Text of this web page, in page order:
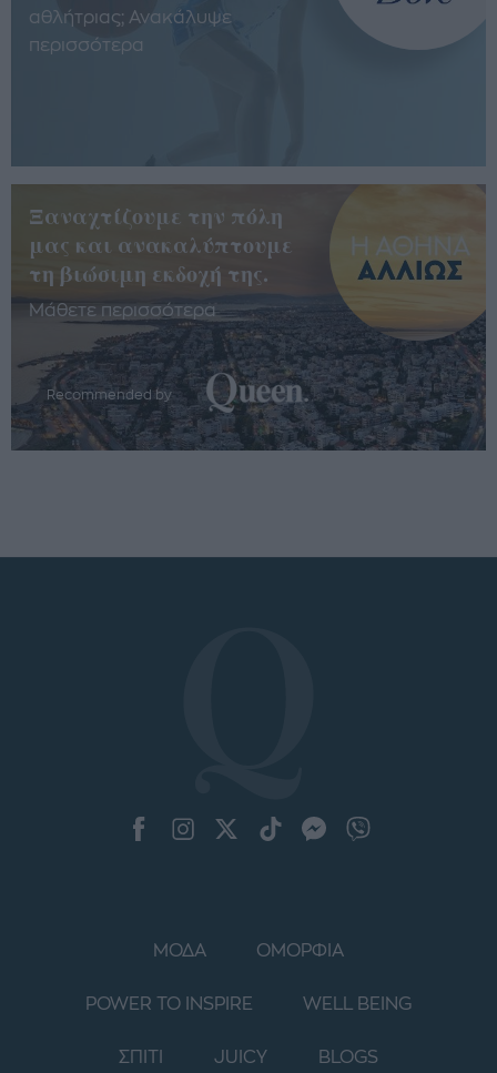
αθλήτριας; Ανακάλυψε
περισσότερα
Ξαναχτίζουμε την πόλη
μας και ανακαλύπτουμε
τη βιώσιμη εκδοχή της.
Μάθετε περισσότερα
Recommended by
ΜΟΔΑ ΟΜΟΡΦΙΑ
POWER TO INSPIRE WELL BEING
ΣΠΙΤΙ JUICY BLOGS